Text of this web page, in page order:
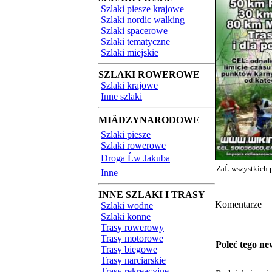
Szlaki piesze krajowe
Szlaki nordic walking
Szlaki spacerowe
Szlaki tematyczne
Szlaki miejskie
SZLAKI ROWEROWE
Szlaki krajowe
Inne szlaki
MIÄDZYNARODOWE
Szlaki piesze
Szlaki rowerowe
Droga Ĺw Jakuba
Inne
INNE SZLAKI I TRASY
Szlaki wodne
Szlaki konne
Trasy rowerowy
Trasy motorowe
Trasy biegowe
Trasy narciarskie
ZaĹ wszystkich
Komentarze
Poleć tego